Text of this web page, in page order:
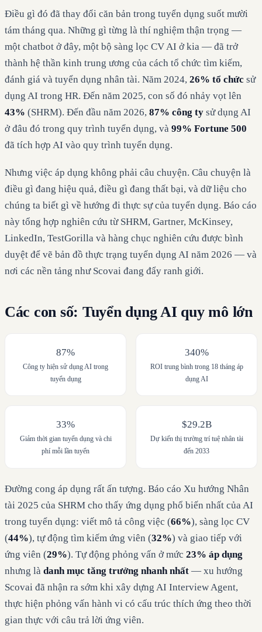
Điều gì đó đã thay đổi căn bản trong tuyển dụng suốt mười
tám tháng qua. Những gì từng là thí nghiệm thận trọng —
một chatbot ở đây, một bộ sàng lọc CV AI ở kia — đã trở
thành hệ thần kinh trung ương của cách tổ chức tìm kiếm,
đánh giá và tuyển dụng nhân tài. Năm 2024, 26% tổ chức sử
dụng AI trong HR. Đến năm 2025, con số đó nhảy vọt lên
43% (SHRM). Đến đầu năm 2026, 87% công ty sử dụng AI
ở đâu đó trong quy trình tuyển dụng, và 99% Fortune 500
đã tích hợp AI vào quy trình tuyển dụng.
Nhưng việc áp dụng không phải câu chuyện. Câu chuyện là
điều gì đang hiệu quả, điều gì đang thất bại, và dữ liệu cho
chúng ta biết gì về hướng đi thực sự của tuyển dụng. Báo cáo
này tổng hợp nghiên cứu từ SHRM, Gartner, McKinsey,
LinkedIn, TestGorilla và hàng chục nghiên cứu được bình
duyệt để vẽ bản đồ thực trạng tuyển dụng AI năm 2026 — và
nơi các nền tảng như Scovai đang đẩy ranh giới.
Các con số: Tuyển dụng AI quy mô lớn
87%
Công ty hiện sử dụng AI trong
tuyển dụng
340%
ROI trung bình trong 18 tháng áp
dụng AI
33%
Giảm thời gian tuyển dụng và chi
phí mỗi lần tuyển
$29.2B
Dự kiến thị trường trí tuệ nhân tài
đến 2033
Đường cong áp dụng rất ấn tượng. Báo cáo Xu hướng Nhân
tài 2025 của SHRM cho thấy ứng dụng phổ biến nhất của AI
trong tuyển dụng: viết mô tả công việc (66%), sàng lọc CV
(44%), tự động tìm kiếm ứng viên (32%) và giao tiếp với
ứng viên (29%). Tự động phỏng vấn ở mức 23% áp dụng
nhưng là danh mục tăng trưởng nhanh nhất — xu hướng
Scovai đã nhận ra sớm khi xây dựng AI Interview Agent,
thực hiện phỏng vấn hành vi có cấu trúc thích ứng theo thời
gian thực với câu trả lời ứng viên.